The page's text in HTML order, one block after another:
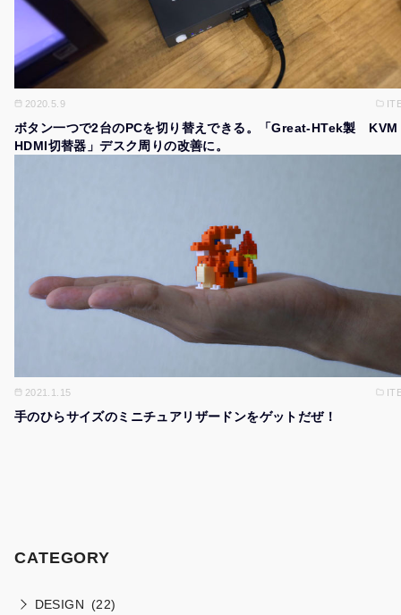
2020.5.9
ボタン一つで2台のPCを切り替えできる。「Great-HTek製 KVM
HDMI切替器」デスク周りの改善に。
2021.1.15
手のひらサイズのミニチュアリザードンをゲットだぜ！
CATEGORY
DESIGN (22)